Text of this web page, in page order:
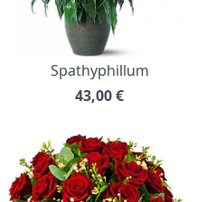
Spathyphillum
43,00€